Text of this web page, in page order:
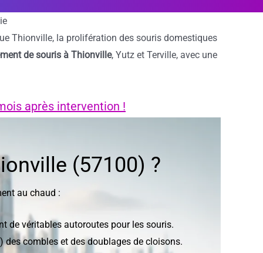
Thionville, la prolifération des souris domestiques
de souris à Thionville, Yutz et Terville, avec une
après intervention !
(57100) ?
au chaud :
de véritables autoroutes pour les souris.
combles et des doublages de cloisons.